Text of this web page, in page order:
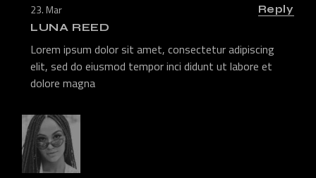
23. Mar
LUNA REED
Lorem ipsum dolor sit amet, consectetur adipiscing
elit, sed do eiusmod tempor inci didunt ut labore et
dolore magna
Reply